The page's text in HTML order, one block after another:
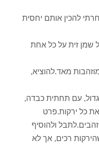
להכין אותם יחסית
שמן זית על כל אחת
מאד.להוציא,
עם תחתית כבדה,
את כל ירקות.פרט
ולהוסיף
רכים, אך לא